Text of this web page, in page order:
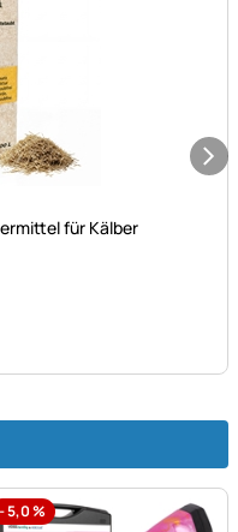
für Kälber
-5,0%